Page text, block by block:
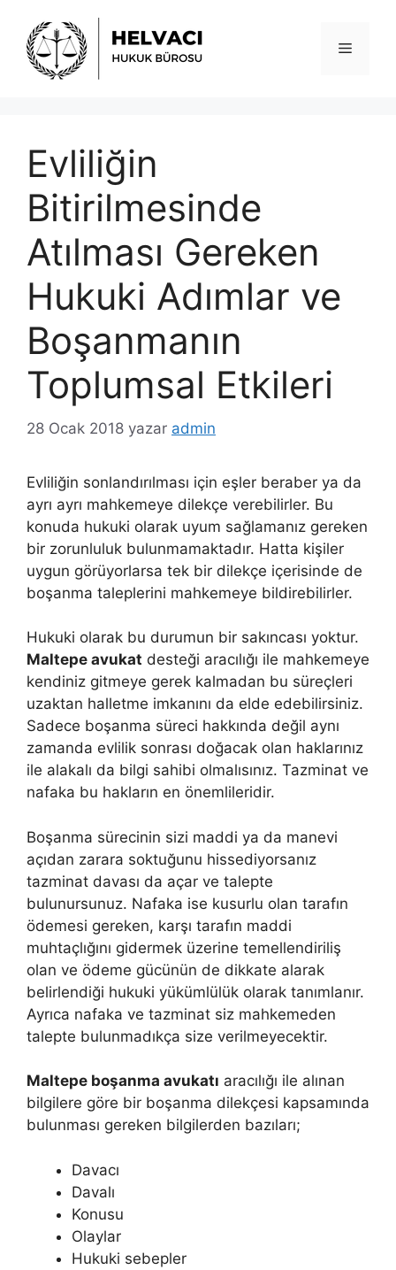
Menü
Evliliğin
Bitirilmesinde
Atılması Gereken
Hukuki Adımlar ve
Boşanmanın
Toplumsal Etkileri
28 Ocak 2018 yazar admin
Evliliğin sonlandırılması için eşler beraber ya da
ayrı ayrı mahkemeye dilekçe verebilirler. Bu
konuda hukuki olarak uyum sağlamanız gereken
bir zorunluluk bulunmamaktadır. Hatta kişiler
uygun görüyorlarsa tek bir dilekçe içerisinde de
boşanma taleplerini mahkemeye bildirebilirler.
Hukuki olarak bu durumun bir sakıncası yoktur.
Maltepe avukat desteği aracılığı ile mahkemeye
kendiniz gitmeye gerek kalmadan bu süreçleri
uzaktan halletme imkanını da elde edebilirsiniz.
Sadece boşanma süreci hakkında değil aynı
zamanda evlilik sonrası doğacak olan haklarınız
ile alakalı da bilgi sahibi olmalısınız. Tazminat ve
nafaka bu hakların en önemlileridir.
Boşanma sürecinin sizi maddi ya da manevi
açıdan zarara soktuğunu hissediyorsanız
tazminat davası da açar ve talepte
bulunursunuz. Nafaka ise kusurlu olan tarafın
ödemesi gereken, karşı tarafın maddi
muhtaçlığını gidermek üzerine temellendiriliş
olan ve ödeme gücünün de dikkate alarak
belirlendiği hukuki yükümlülük olarak tanımlanır.
Ayrıca nafaka ve tazminat siz mahkemeden
talepte bulunmadıkça size verilmeyecektir.
Maltepe boşanma avukatı aracılığı ile alınan
bilgilere göre bir boşanma dilekçesi kapsamında
bulunması gereken bilgilerden bazıları;
Davacı
Davalı
Konusu
Olaylar
Hukuki sebepler